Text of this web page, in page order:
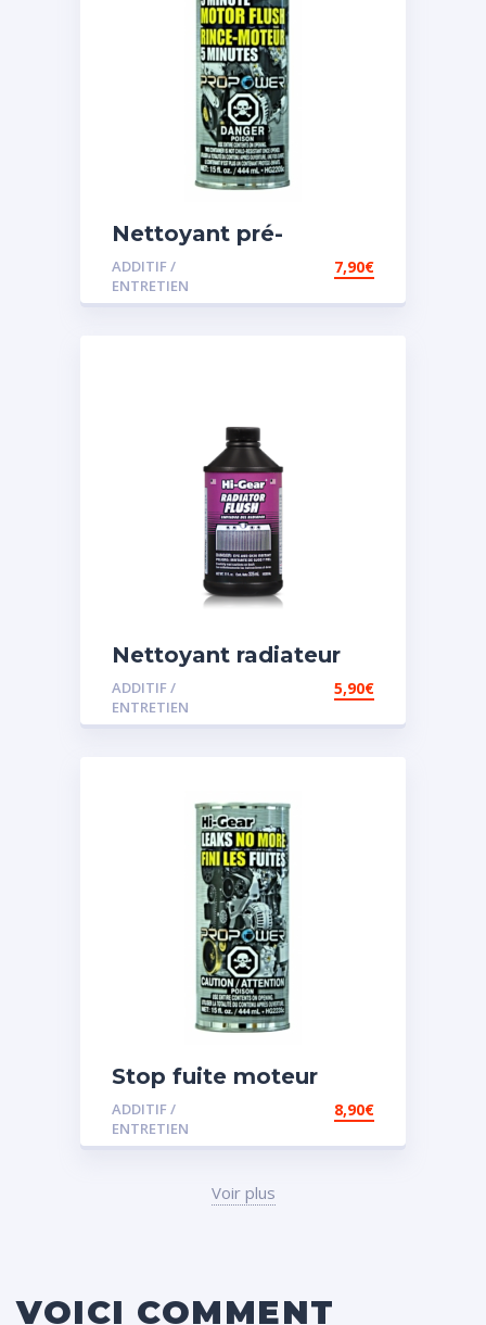
Nettoyant pré-
vidange
ADDITIF /
ENTRETIEN
7,90€
Nettoyant radiateur
ADDITIF /
ENTRETIEN
5,90€
Stop fuite moteur
ADDITIF /
ENTRETIEN
8,90€
Voir plus
VOICI COMMENT